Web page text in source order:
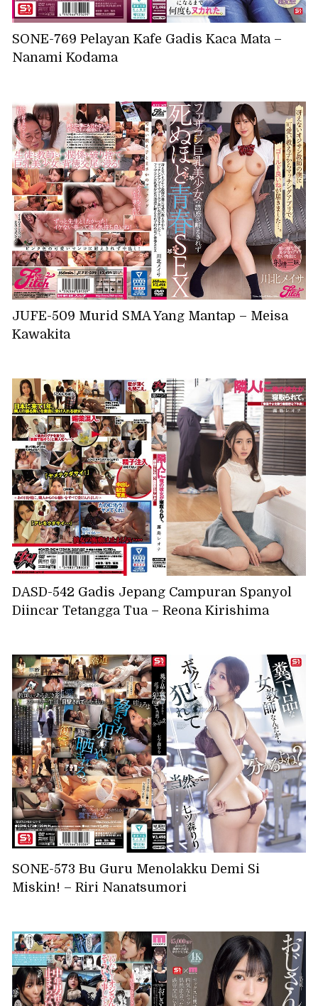
SONE-769 Pelayan Kafe Gadis Kaca Mata –
Nanami Kodama
JUFE-509 Murid SMA Yang Mantap – Meisa
Kawakita
DASD-542 Gadis Jepang Campuran Spanyol
Diincar Tetangga Tua – Reona Kirishima
SONE-573 Bu Guru Menolakku Demi Si
Miskin! – Riri Nanatsumori